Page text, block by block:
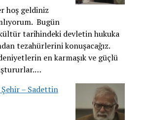
hoş geldiniz
Bugün
tarihindeki devletin hukuka
tezahürlerini konuşacağız.
en karmaşık ve güçlü
– Sadettin